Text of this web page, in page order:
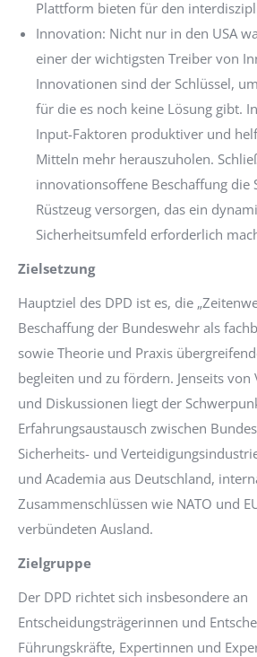
Plattform bieten für den
Innovation: Nicht nur in den USA
einer der wichtigsten Treiber von
Innovationen sind der Schlüssel,
für die es noch keine Lösung gibt.
Input-Faktoren produktiver und
Mitteln mehr herauszuholen.
innovationsoffene Beschaffung die
Rüstzeug versorgen, das ein
Sicherheitsumfeld erforderlich
Zielsetzung
Hauptziel des DPD ist es, die
Beschaffung der Bundeswehr als
sowie Theorie und Praxis
begleiten und zu fördern. Jenseits von
und Diskussionen liegt der
Erfahrungsaustausch zwischen
Sicherheits- und
und Academia aus Deutschland,
Zusammenschlüssen wie NATO und
verbündeten Ausland.
Zielgruppe
Der DPD richtet sich insbesondere an
Entscheidungsträgerinnen und
Führungskräfte, Expertinnen und